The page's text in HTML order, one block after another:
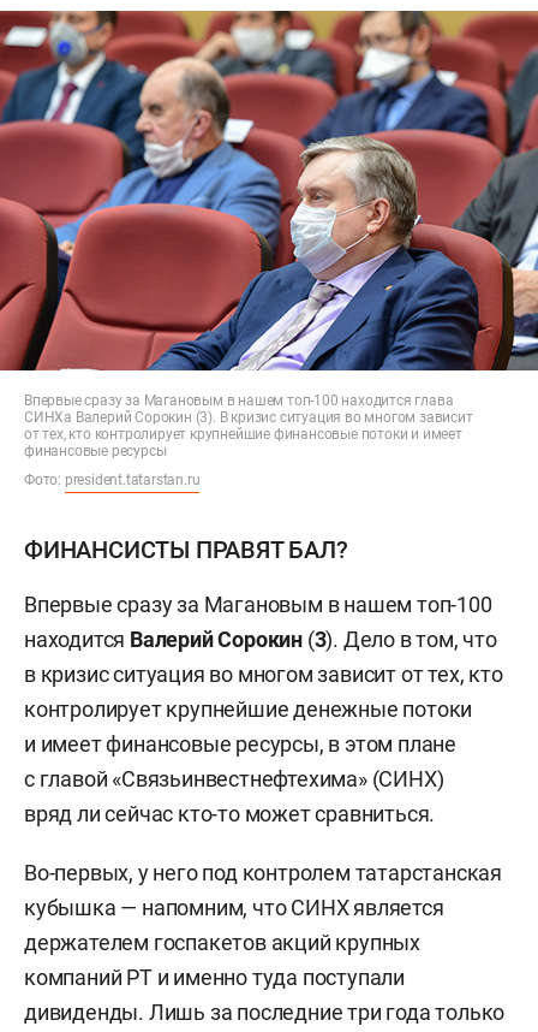
Впервые сразу за Магановым в нашем топ-100 находится глава
СИНХа Валерий Сорокин (3). В кризис ситуация во многом зависит
от тех, кто контролирует крупнейшие финансовые потоки и имеет
финансовые ресурсы
Фото: president.tatarstan.ru
ФИНАНСИСТЫ ПРАВЯТ БАЛ?
Впервые сразу за Магановым в нашем топ-100
находится Валерий Сорокин (3). Дело в том, что
в кризис ситуация во многом зависит от тех, кто
контролирует крупнейшие денежные потоки
и имеет финансовые ресурсы, в этом плане
с главой «Связьинвестнефтехима» (СИНХ)
вряд ли сейчас кто-то может сравниться.
Во-первых, у него под контролем татарстанская
кубышка — напомним, что СИНХ является
держателем госпакетов акций крупных
компаний РТ и именно туда поступали
дивиденды. Лишь за последние три года только